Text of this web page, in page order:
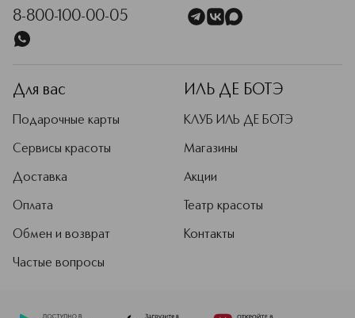
8-800-100-00-05
Для вас
Подарочные карты
Сервисы красоты
Доставка
Оплата
Обмен и возврат
Частые вопросы
ИЛЬ ДЕ БОТЭ
КЛУБ ИЛЬ ДЕ БОТЭ
Магазины
Акции
Театр красоты
Контакты